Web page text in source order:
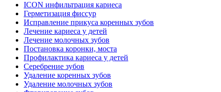
ICON инфильтрация кариеса
Герметизация фиссур
Исправление прикуса коренных зубов
Лечение кариеса у детей
Лечение молочных зубов
Постановка коронки, моста
Профилактика кариеса у детей
Серебрение зубов
Удаление коренных зубов
Удаление молочных зубов